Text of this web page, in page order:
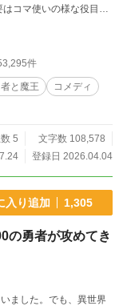
仲は良好な状態で魔王
本に渡った時に失っ
を付けられる事に… 僕
クシ
件
者と魔王
コメディ
5
文字数 108,578
登録日 2026.04.04
入り追加 1,305
の勇者が攻めてき
ました。でも、異世界